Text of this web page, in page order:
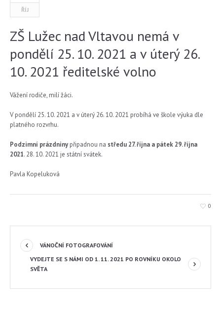
ŘÍJ
ZŠ Lužec nad Vltavou nemá v
pondělí 25. 10. 2021 a v úterý 26.
10. 2021 ředitelské volno
Vážení rodiče, milí žáci.
V pondělí 25. 10. 2021 a v úterý 26. 10. 2021 probíhá ve škole výuka dle
platného rozvrhu.
Podzimní prázdninypřipadnou na středu 27. října a pátek 29. října
2021. 28. 10. 2021 je státní svátek.
Pavla Kopeluková
0
VÁNOČNÍ FOTOGRAFOVÁNÍ
VYDEJTE SE S NÁMI OD 1. 11. 2021 PO ROVNÍKU OKOLO
SVĚTA